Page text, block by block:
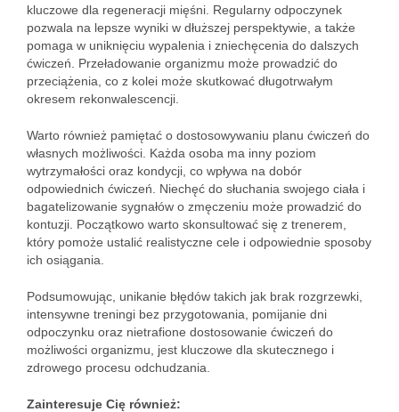
kluczowe dla regeneracji mięśni. Regularny odpoczynek
pozwala na lepsze wyniki w dłuższej perspektywie, a także
pomaga w uniknięciu wypalenia i zniechęcenia do dalszych
ćwiczeń. Przeładowanie organizmu może prowadzić do
przeciążenia, co z kolei może skutkować długotrwałym
okresem rekonwalescencji.
Warto również pamiętać o dostosowywaniu planu ćwiczeń do
własnych możliwości. Każda osoba ma inny poziom
wytrzymałości oraz kondycji, co wpływa na dobór
odpowiednich ćwiczeń. Niechęć do słuchania swojego ciała i
bagatelizowanie sygnałów o zmęczeniu może prowadzić do
kontuzji. Początkowo warto skonsultować się z trenerem,
który pomoże ustalić realistyczne cele i odpowiednie sposoby
ich osiągania.
Podsumowując, unikanie błędów takich jak brak rozgrzewki,
intensywne treningi bez przygotowania, pomijanie dni
odpoczynku oraz nietrafione dostosowanie ćwiczeń do
możliwości organizmu, jest kluczowe dla skutecznego i
zdrowego procesu odchudzania.
Zainteresuje Cię również: